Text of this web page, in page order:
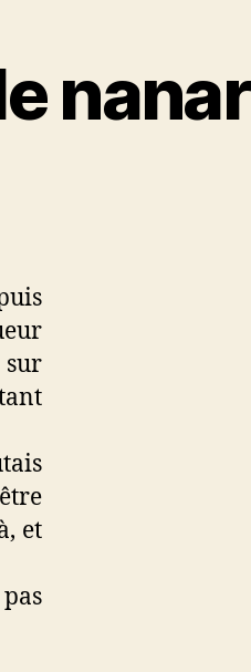
nanar
sur
et